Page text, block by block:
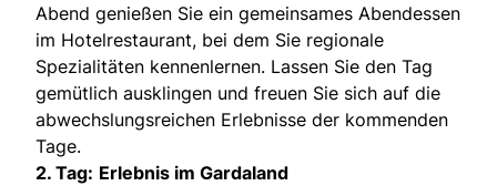
Abend genießen Sie ein gemeinsames Abendessen
im Hotelrestaurant, bei dem Sie regionale
Spezialitäten kennenlernen. Lassen Sie den Tag
gemütlich ausklingen und freuen Sie sich auf die
abwechslungsreichen Erlebnisse der kommenden
Tage.
2. Tag: Erlebnis im Gardaland